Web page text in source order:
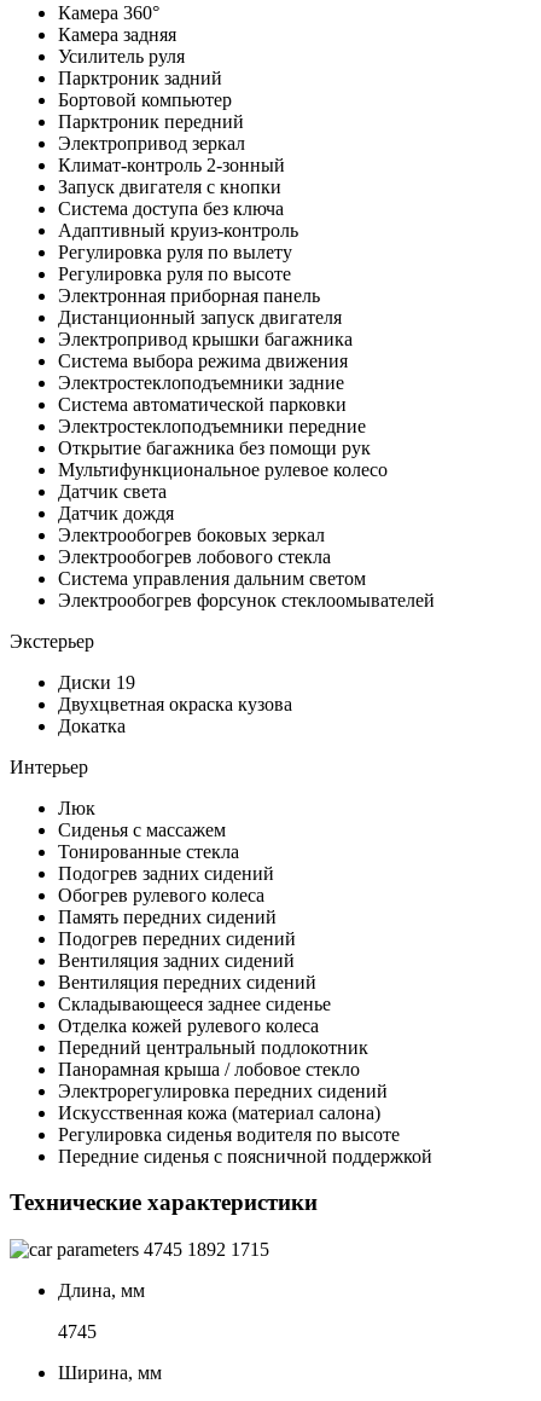
Камера 360°
Камера задняя
Усилитель руля
Парктроник задний
Бортовой компьютер
Парктроник передний
Электропривод зеркал
Климат-контроль 2-зонный
Запуск двигателя с кнопки
Система доступа без ключа
Адаптивный круиз-контроль
Регулировка руля по вылету
Регулировка руля по высоте
Электронная приборная панель
Дистанционный запуск двигателя
Электропривод крышки багажника
Система выбора режима движения
Электростеклоподъемники задние
Система автоматической парковки
Электростеклоподъемники передние
Открытие багажника без помощи рук
Мультифункциональное рулевое колесо
Датчик света
Датчик дождя
Электрообогрев боковых зеркал
Электрообогрев лобового стекла
Система управления дальним светом
Электрообогрев форсунок стеклоомывателей
Экстерьер
Диски 19
Двухцветная окраска кузова
Докатка
Интерьер
Люк
Сиденья с массажем
Тонированные стекла
Подогрев задних сидений
Обогрев рулевого колеса
Память передних сидений
Подогрев передних сидений
Вентиляция задних сидений
Вентиляция передних сидений
Складывающееся заднее сиденье
Отделка кожей рулевого колеса
Передний центральный подлокотник
Панорамная крыша / лобовое стекло
Электрорегулировка передних сидений
Искусственная кожа (материал салона)
Регулировка сиденья водителя по высоте
Передние сиденья с поясничной поддержкой
Технические характеристики
4745 1892 1715
Длина, мм
4745
Ширина, мм